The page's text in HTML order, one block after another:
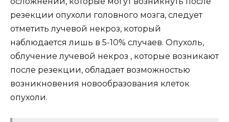
резекции опухоли головного мозга, следует
отметить лучевой некроз, который
наблюдается лишь в 5-10% случаев. Опухоль,
облучение лучевой некроз , которые возникают
после резекции, обладает возможностью
возникновения новообразования клеток
опухоли.